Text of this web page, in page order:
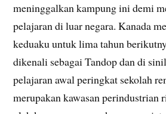
meninggalkan kampung ini demi
pelajaran di luar negara. Kanada
keduaku untuk lima tahun
dikenali sebagai Tandop dan di
pelajaran awal peringkat sekolah
merupakan kawasan